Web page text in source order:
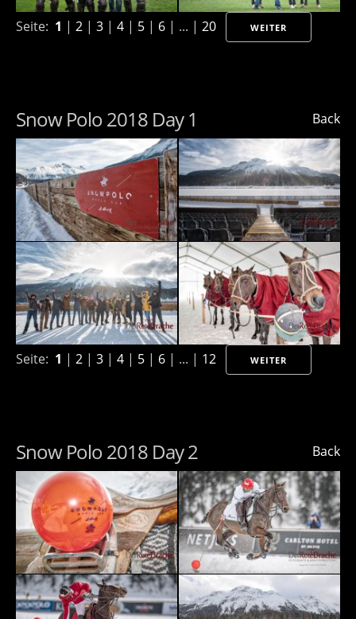
Seite: 1 | 2 | 3 | 4 | 5 | 6 | ... | 20 WEITER
Back
Snow Polo 2018 Day 1
Seite: 1 | 2 | 3 | 4 | 5 | 6 | ... | 12 WEITER
Back
Snow Polo 2018 Day 2